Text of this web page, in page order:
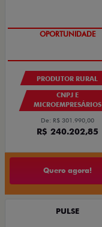
PRODUTOR RURAL
CNPJ E
MICROEMPRESÁRIOS
De: R$ 301.990,00
R$ 240.202,85
Quero agora!
PULSE